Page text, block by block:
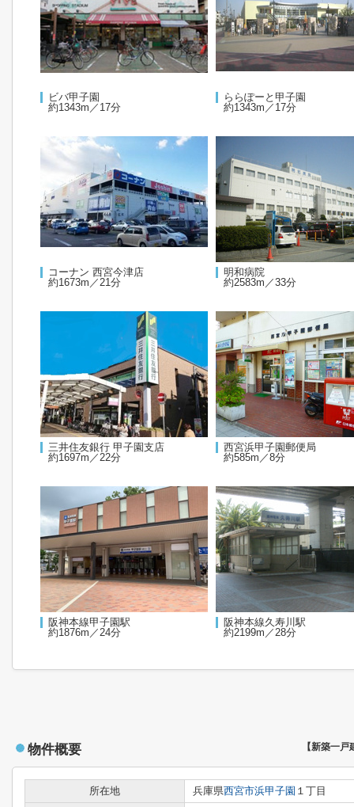
ビバ甲子園
約1343m／17分
ららぽーと甲子園
約1343m／17分
コーナン 西宮今津店
約1673m／21分
明和病院
約2583m／33分
三井住友銀行 甲子園支店
約1697m／22分
西宮浜甲子園郵便局
約585m／8分
阪神本線甲子園駅
約1876m／24分
阪神本線久寿川駅
約2199m／28分
物件概要 【新築一戸
所在地 兵庫県西宮市浜甲子園 １丁目